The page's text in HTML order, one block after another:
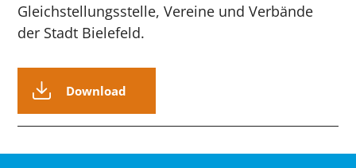
Gleichstellungsstelle, Vereine und Verbände
der Stadt Bielefeld.
Download